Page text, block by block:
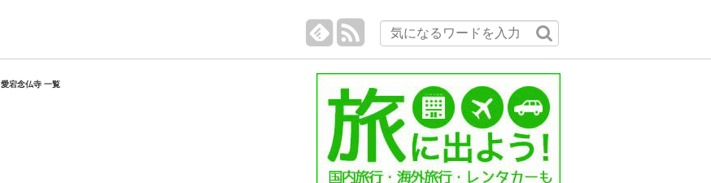
愛宕念仏寺 一覧